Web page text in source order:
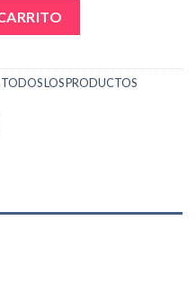
16GB RAM, 500GB SSD, RTX
TODOS LOS PRODUCTOS